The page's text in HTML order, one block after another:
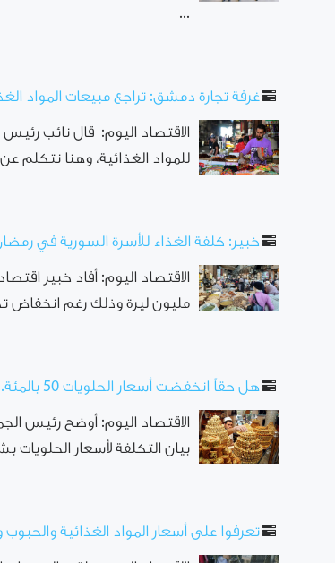
...
غرفة تجارة دمشق: تراجع مبيعات المواد
الاقتصاد اليوم: قال نائب
للمواد الغذائية، وهنا نتكلم
خبير: كلفة الغذاء للأسرة السورية في رمضان تقارب 2.8
مليون ليرة وذلك رغم انخفاض
هل حقاً انخفضت أسعار الحلويات 50 بالمئة... إليكم الأسعار في أسواق دمشق
الاقتصاد اليوم: أوضح رئيس
بيان التكلفة لأسعار
تعرفوا على أسعار المواد الغذائية